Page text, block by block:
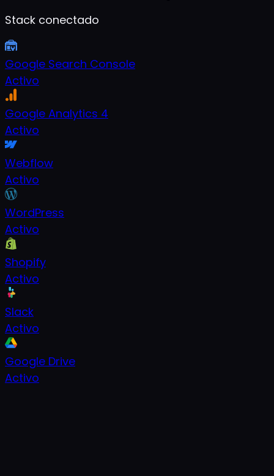
Stack conectado
Google Search Console
Activo
Google Analytics 4
Activo
Webflow
Activo
WordPress
Activo
Shopify
Activo
Slack
Activo
Google Drive
Activo